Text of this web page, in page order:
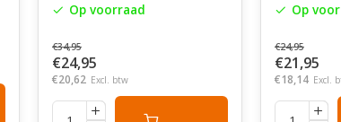
Op voorraad
€34,95
€24,95
€20,62 Excl. btw
Op
€24,95
€21,95
€18,14 Excl.